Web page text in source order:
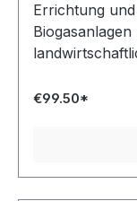
Errichtung
€99.50*